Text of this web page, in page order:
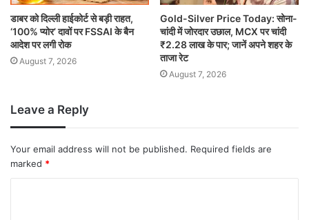
डाबर को दिल्ली हाईकोर्ट से बड़ी राहत,
‘100% प्योर’ दावों पर FSSAI के बैन
आदेश पर लगी रोक
August 7, 2026
Gold-Silver Price Today: सोना-
चांदी में जोरदार उछाल, MCX पर चांदी
₹2.28 लाख के पार; जानें अपने शहर के
ताजा रेट
August 7, 2026
Leave a Reply
Your email address will not be published. Required fields are
marked *